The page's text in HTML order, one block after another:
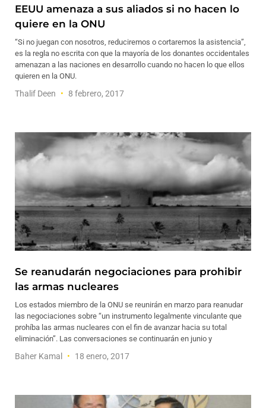
EEUU amenaza a sus aliados si no hacen lo
quiere en la ONU
“Si no juegan con nosotros, reduciremos o cortaremos la asistencia”,
es la regla no escrita con que la mayoría de los donantes occidentales
amenazan a las naciones en desarrollo cuando no hacen lo que ellos
quieren en la ONU.
Thalif Deen 8 febrero, 2017
Se reanudarán negociaciones para prohibir
las armas nucleares
Los estados miembro de la ONU se reunirán en marzo para reanudar
las negociaciones sobre “un instrumento legalmente vinculante que
prohíba las armas nucleares con el fin de avanzar hacia su total
eliminación”. Las conversaciones se continuarán en junio y
Baher Kamal 18 enero, 2017